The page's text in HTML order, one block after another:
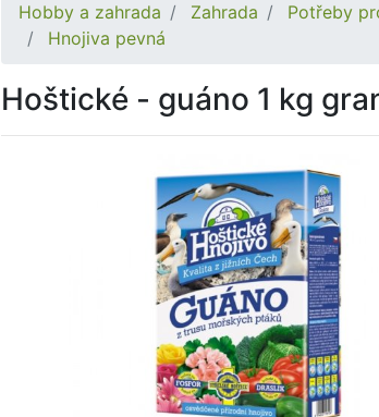
Hobby a zahrada Zahrada Potřeby
Hnojiva pevná
Hoštické - guáno 1 kg